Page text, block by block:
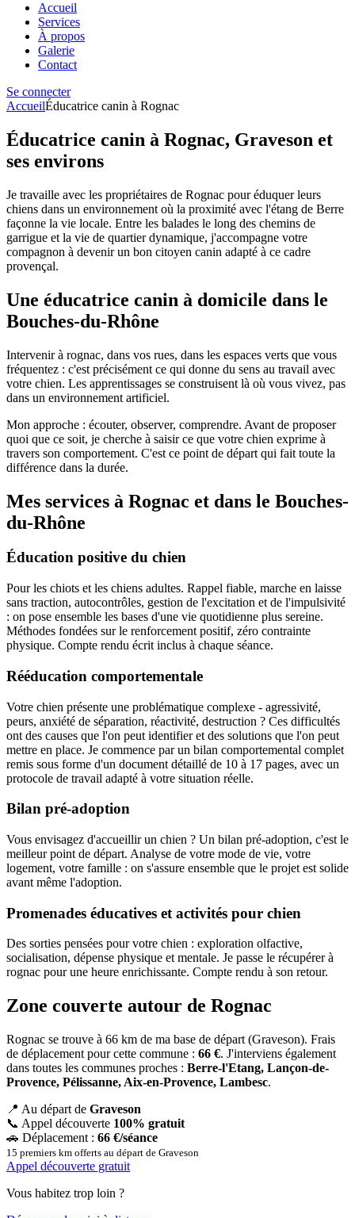
Accueil
Services
À propos
Galerie
Contact
Se connecter
AccueilÉducatrice canin à Rognac
Éducatrice canin à Rognac, Graveson et
ses environs
Je travaille avec les propriétaires de Rognac pour éduquer leurs
chiens dans un environnement où la proximité avec l'étang de Berre
façonne la vie locale. Entre les balades le long des chemins de
garrigue et la vie de quartier dynamique, j'accompagne votre
compagnon à devenir un bon citoyen canin adapté à ce cadre
provençal.
Une éducatrice canin à domicile dans le
Bouches-du-Rhône
Intervenir à rognac, dans vos rues, dans les espaces verts que vous
fréquentez : c'est précisément ce qui donne du sens au travail avec
votre chien. Les apprentissages se construisent là où vous vivez, pas
dans un environnement artificiel.
Mon approche : écouter, observer, comprendre. Avant de proposer
quoi que ce soit, je cherche à saisir ce que votre chien exprime à
travers son comportement. C'est ce point de départ qui fait toute la
différence dans la durée.
Mes services à Rognac et dans le Bouches-
du-Rhône
Éducation positive du chien
Pour les chiots et les chiens adultes. Rappel fiable, marche en laisse
sans traction, autocontrôles, gestion de l'excitation et de l'impulsivité
: on pose ensemble les bases d'une vie quotidienne plus sereine.
Méthodes fondées sur le renforcement positif, zéro contrainte
physique. Compte rendu écrit inclus à chaque séance.
Rééducation comportementale
Votre chien présente une problématique complexe - agressivité,
peurs, anxiété de séparation, réactivité, destruction ? Ces difficultés
ont des causes que l'on peut identifier et des solutions que l'on peut
mettre en place. Je commence par un bilan comportemental complet
remis sous forme d'un document détaillé de 10 à 17 pages, avec un
protocole de travail adapté à votre situation réelle.
Bilan pré-adoption
Vous envisagez d'accueillir un chien ? Un bilan pré-adoption, c'est le
meilleur point de départ. Analyse de votre mode de vie, votre
logement, votre famille : on s'assure ensemble que le projet est solide
avant même l'adoption.
Promenades éducatives et activités pour chien
Des sorties pensées pour votre chien : exploration olfactive,
socialisation, dépense physique et mentale. Je passe le récupérer à
rognac pour une heure enrichissante. Compte rendu à son retour.
Zone couverte autour de Rognac
Rognac se trouve à 66 km de ma base de départ (Graveson). Frais
de déplacement pour cette commune : 66 €. J'interviens également
dans toutes les communes proches : Berre-l'Etang, Lançon-de-
Provence, Pélissanne, Aix-en-Provence, Lambesc.
📍 Au départ de Graveson
📞 Appel découverte 100% gratuit
🚗 Déplacement : 66 €/séance
15 premiers km offerts au départ de Graveson
Appel découverte gratuit
Vous habitez trop loin ?